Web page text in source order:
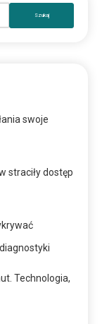
swoje
straciły dostęp
Technologia,